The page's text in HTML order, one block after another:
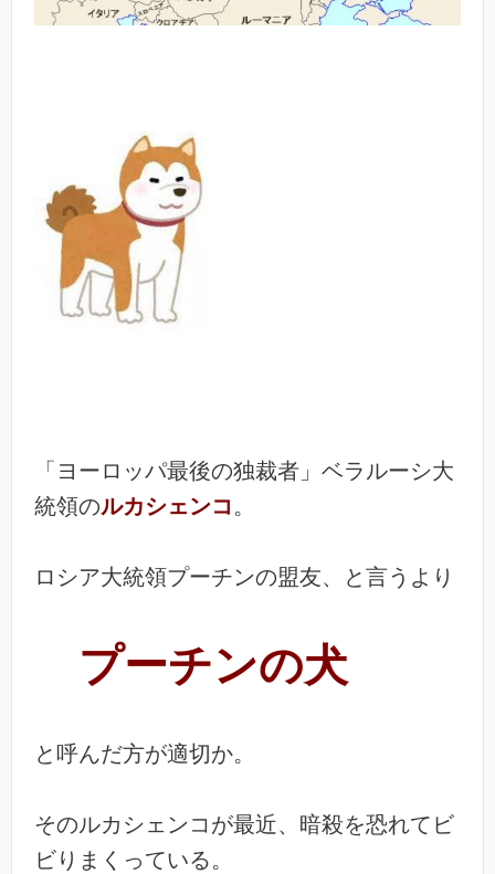
「ヨーロッパ最後の独裁者」ベラルーシ大
統領のルカシェンコ 。
ロシア大統領プーチンの盟友、と言うより
プーチンの犬
と呼んだ方が適切か。
そのルカシェンコが最近、暗殺を恐れてビ
ビりまくっている。